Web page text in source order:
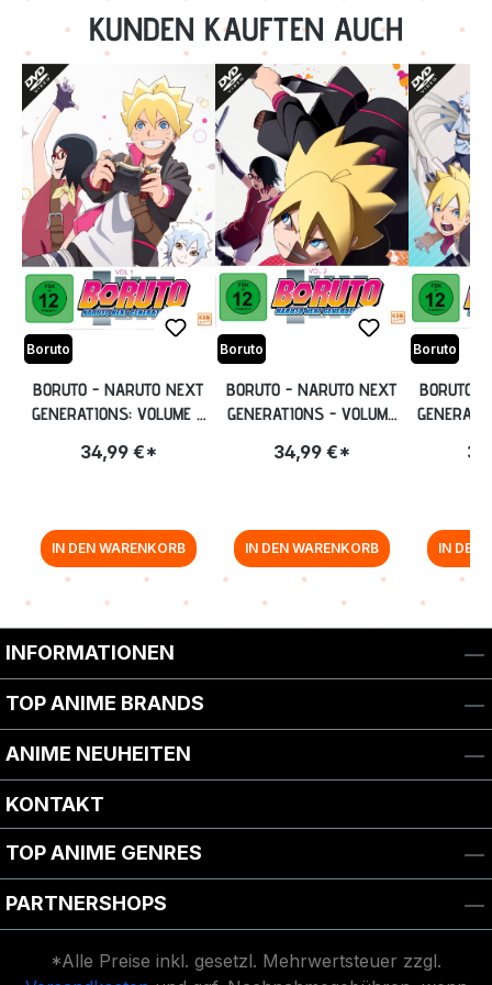
KUNDEN KAUFTEN AUCH
Boruto
BORUTO - NARUTO NEXT
GENERATIONS: VOLUME 1:
34,99 €*
IN DEN WARENKORB
Boruto
BORUTO - NARUTO NEXT
GENERATIONS - VOLUME
34,99 €*
IN DEN WARENKORB
Boruto
BORUTO -
IN DEN
Zurück zur Vor-/Zurück-Navigation
INFORMATIONEN
TOP ANIME BRANDS
ANIME NEUHEITEN
KONTAKT
TOP ANIME GENRES
PARTNERSHOPS
*Alle Preise inkl. gesetzl. Mehrwertsteuer zzgl.